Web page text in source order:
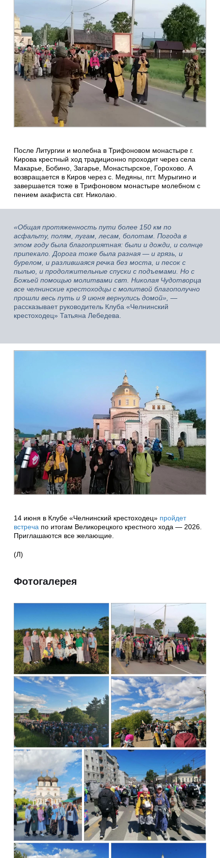
После Литургии и молебна в Трифоновом монастыре г.
Кирова крестный ход традиционно проходит через села
Макарье, Бобино, Загарье, Монастырское, Горохово. А
возвращается в Киров через с. Медяны, пгт. Мурыгино и
завершается тоже в Трифоновом монастыре молебном с
пением акафиста свт. Николаю.
«Общая протяженность пути более 150 км по
асфальту, полям, лугам, лесам, болотам. Погода в
этом году была благоприятная: были и дожди, и солнце
припекало. Дорога тоже была разная — и грязь, и
бурелом, и разлившаяся речка без моста, и песок с
пылью, и продолжительные спуски с подъемами. Но с
Божьей помощью молитвами свт. Николая Чудотворца
все челнинские крестоходцы с молитвой благополучно
прошли весь путь и 9 июня вернулись домой», —
рассказывает руководитель Клуба «Челнинский
крестоходец» Татьяна Лебедева.
14 июня в Клубе «Челнинский крестоходец» пройдет
встреча по итогам Великорецкого крестного хода — 2026.
Приглашаются все желающие.
(Л)
Фотогалерея